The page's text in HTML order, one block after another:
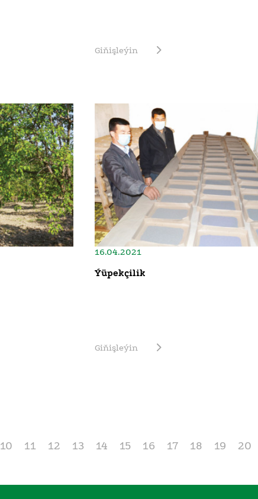
Giňişleýin
16.04.2021
Ýüpekçilik
Giňişleýin
10 11 12 13 14 15 16 17 18 19 20